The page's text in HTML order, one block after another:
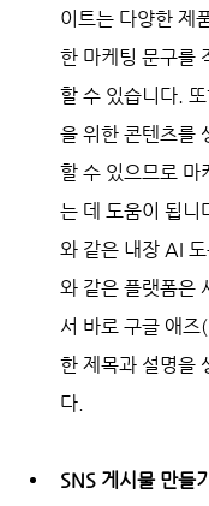
이트는 다양한 제
한 마케팅 문구를
할 수 있습니다.
을 위한 콘텐츠를
할 수 있으므로 마
는 데 도움이 됩니
와 같은 내장 AI
와 같은 플랫폼은
서 바로 구글 애
한 제목과 설명을
다.
SNS 게시물 만들